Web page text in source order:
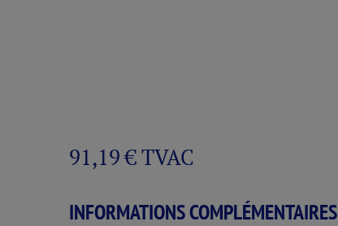
91,19€TVAC
INFORMATIONS COMPLÉMENTAIRES